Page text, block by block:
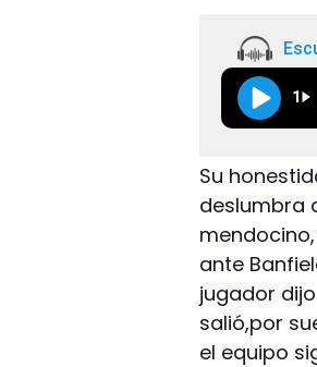
1
Su
deslumbra
ante
jugador
salió,por
el equipo